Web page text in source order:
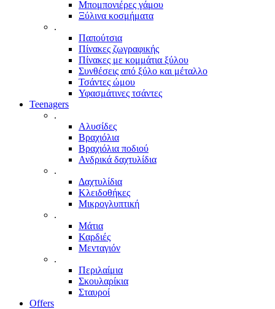
Μπομπονιέρες γάμου
Ξύλινα κοσμήματα
.
Παπούτσια
Πίνακες ζωγραφικής
Πίνακες με κομμάτια ξύλου
Συνθέσεις από ξύλο και μέταλλο
Τσάντες ώμου
Υφασμάτινες τσάντες
Teenagers
.
Αλυσίδες
Βραχιόλια
Βραχιόλια ποδιού
Ανδρικά δαχτυλίδια
.
Δαχτυλίδια
Κλειδοθήκες
Μικρογλυπτική
.
Μάτια
Καρδιές
Μενταγιόν
.
Περιλαίμια
Σκουλαρίκια
Σταυροί
Offers